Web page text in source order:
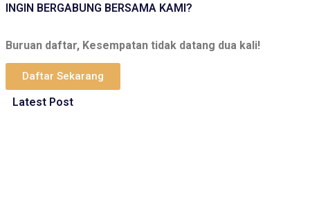
INGIN BERGABUNG BERSAMA KAMI?
Buruan daftar, Kesempatan tidak datang dua kali!
Daftar Sekarang
Latest Post